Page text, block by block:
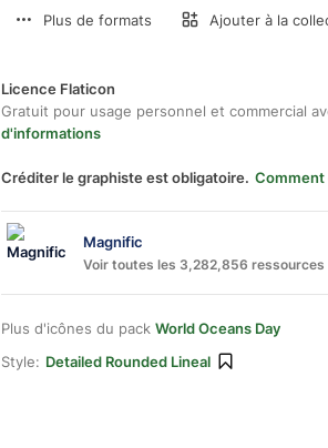
Plus de formats Ajouter à la
Licence Flaticon
Gratuit pour usage personnel et commercial
d'informations
Créditer le graphiste est obligatoire. Comment
Magnific
Voir toutes les 3,282,856 ressources
Plus d'icônes du pack World Oceans Day
Style: Detailed Rounded Lineal